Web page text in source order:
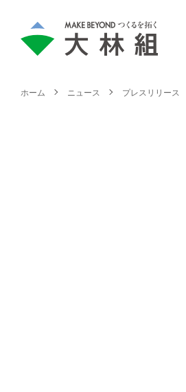
ホーム ニュース プレスリリース